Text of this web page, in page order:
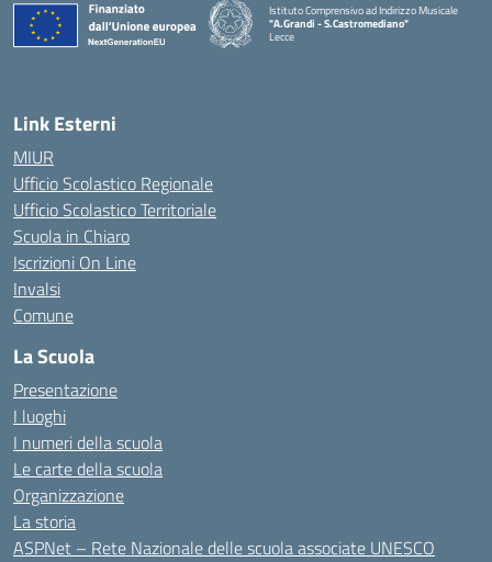
Istituto Comprensivo ad Indirizzo Musicale
"A.Grandi - S.Castromediano"
Lecce
Link Esterni
MIUR
Ufficio Scolastico Regionale
Ufficio Scolastico Territoriale
Scuola in Chiaro
Iscrizioni On Line
Invalsi
Comune
La Scuola
Presentazione
I luoghi
I numeri della scuola
Le carte della scuola
Organizzazione
La storia
ASPNet – Rete Nazionale delle scuola associate UNESCO